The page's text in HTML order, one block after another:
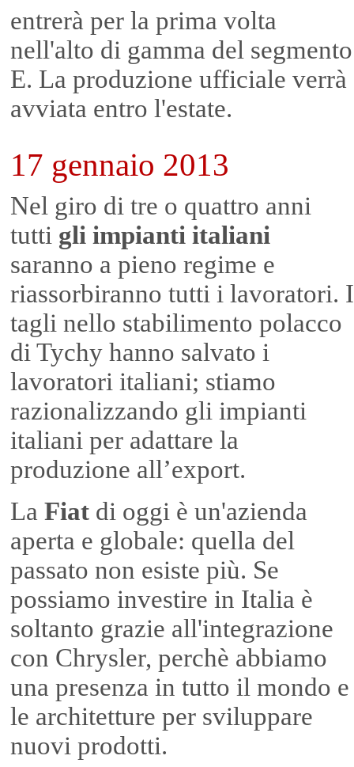
entrerà per la prima volta
nell'alto di gamma del segmento
E. La produzione ufficiale verrà
avviata entro l'estate.
17 gennaio 2013
Nel giro di tre o quattro anni
tutti gli impianti italiani
saranno a pieno regime e
riassorbiranno tutti i lavoratori. I
tagli nello stabilimento polacco
di Tychy hanno salvato i
lavoratori italiani; stiamo
razionalizzando gli impianti
italiani per adattare la
produzione all’export.
La Fiat di oggi è un'azienda
aperta e globale: quella del
passato non esiste più. Se
possiamo investire in Italia è
soltanto grazie all'integrazione
con Chrysler, perchè abbiamo
una presenza in tutto il mondo e
le architetture per sviluppare
nuovi prodotti.